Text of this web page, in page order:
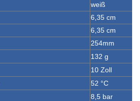
weiß
6,35 cm
6,35 cm
254mm
132 g
10 Zoll
52 °C
8,5 bar